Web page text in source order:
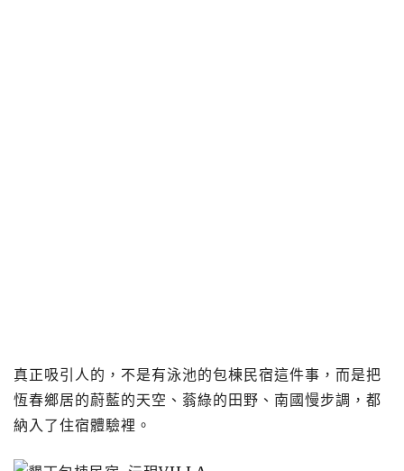
真正吸引人的，不是有泳池的包棟民宿這件事，而是把
恆春鄉居的蔚藍的天空、蓊綠的田野、南國慢步調，都
納入了住宿體驗裡。